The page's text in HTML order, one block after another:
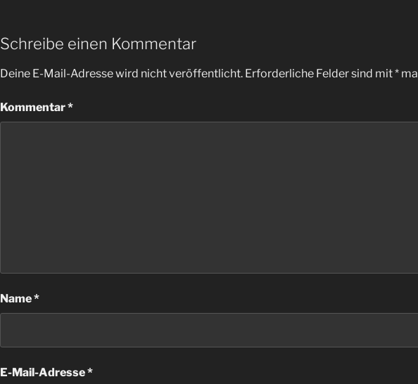
Schreibe einen Kommentar
Deine E-Mail-Adresse wird nicht veröffentlicht. Erforderliche Felder sind mit*
Kommentar*
Name*
E-Mail-Adresse*